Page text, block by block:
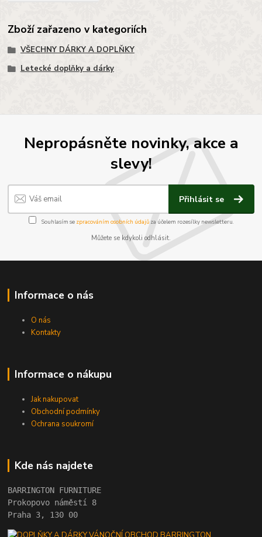
Zboží zařazeno v kategoriích
VŠECHNY DÁRKY A DOPLŇKY
Letecké doplňky a dárky
Nepropásněte novinky, akce a
slevy!
Přihlásit se
Souhlasím se zpracováním osobních údajůza účelem rozesílky newsletteru.
Můžete se kdykoli odhlásit.
Informace o nás
O nás
Kontakty
Informace o nákupu
Jak nakupovat
Obchodní podmínky
Ochrana soukromí
Kde nás najdete
BARRINGTON FURNITURE
Prokopovo náměstí 8
Praha 3, 130 00